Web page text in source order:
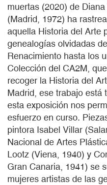
muertas (2020) de
(Madrid, 1972) ha
aquella Historia del Arte
genealogías olvidadas
Renacimiento hasta los
Colección del CA2M,
recoger la Historia del
Madrid, ese trabajo está
esta exposición nos
esfuerzo en curso.
pintora Isabel Villar
Nacional de Artes
Lootz (Viena, 1940) y
Gran Canaria, 1941) se
mujeres artistas de las